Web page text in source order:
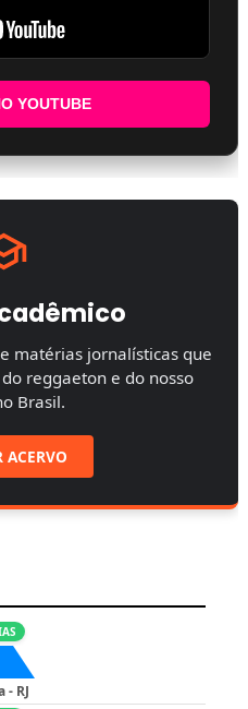
YOUTUBE
matérias jornalísticas que
reggaeton e do nosso
Brasil.
ACERVO
- RJ